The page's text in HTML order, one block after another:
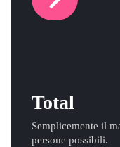
Total
Semplicemente il
persone possibili.